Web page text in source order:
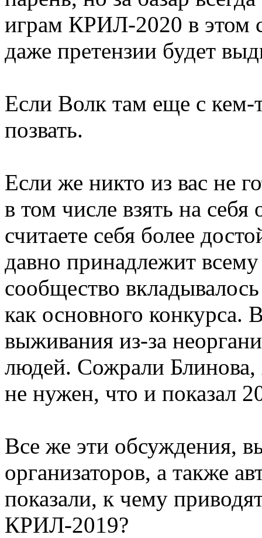
играм КРИЛ-2020 в этом
даже претензии будет
Если Волк там еще с кем-
позвать.
Если же никто из вас не
в том числе взять на себя
считаете себя более
давно принадлежит
сообщество
как основного конкурса.
выживания из-за
людей. Сожрали
не нужен, что и показал
Все же эти обсуждения,
организаторов, а также
показали, к чему
КРИЛ-2019?